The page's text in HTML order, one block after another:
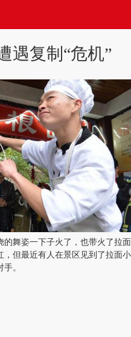
遇复制“危机”
舞姿一下子火了，也带火了拉面
，但最近有人在景区见到了拉面小
。